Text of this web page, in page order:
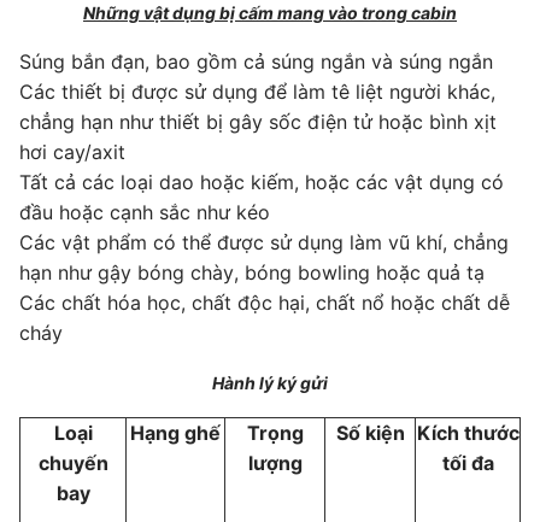
Những vật dụng bị cấm mang vào trong cabin
Súng bắn đạn, bao gồm cả súng ngắn và súng ngắn
Các thiết bị được sử dụng để làm tê liệt người khác,
chẳng hạn như thiết bị gây sốc điện tử hoặc bình xịt
hơi cay/axit
​Tất cả các loại dao hoặc kiếm, hoặc các vật dụng có
đầu hoặc cạnh sắc như kéo
Các vật phẩm có thể được sử dụng làm vũ khí, chẳng
hạn như gậy bóng chày, bóng bowling hoặc quả tạ
​Các chất hóa học, chất độc hại, chất nổ hoặc chất dễ
cháy
Hành lý ký gửi
Loại
chuyến
bay
Hạng ghế
Trọng
lượng
Số kiện Kích thước
tối đa